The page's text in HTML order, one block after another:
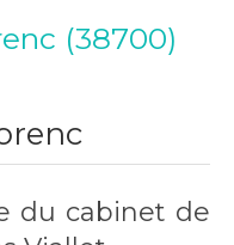
(38700)
du cabinet de